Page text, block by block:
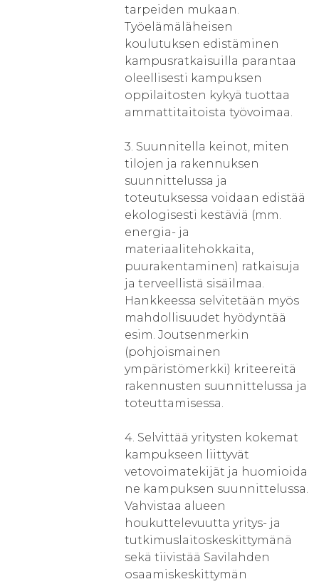
tarpeiden mukaan.
Työelämäläheisen
koulutuksen edistäminen
kampusratkaisuilla parantaa
oleellisesti kampuksen
oppilaitosten kykyä tuottaa
ammattitaitoista työvoimaa.
3. Suunnitella keinot, miten
tilojen ja rakennuksen
suunnittelussa ja
toteutuksessa voidaan edistää
ekologisesti kestäviä (mm.
energia- ja
materiaalitehokkaita,
puurakentaminen) ratkaisuja
ja terveellistä sisäilmaa.
Hankkeessa selvitetään myös
mahdollisuudet hyödyntää
esim. Joutsenmerkin
(pohjoismainen
ympäristömerkki) kriteereitä
rakennusten suunnittelussa ja
toteuttamisessa.
4. Selvittää yritysten kokemat
kampukseen liittyvät
vetovoimatekijät ja huomioida
ne kampuksen suunnittelussa.
Vahvistaa alueen
houkuttelevuutta yritys- ja
tutkimuslaitoskeskittymänä
sekä tiivistää Savilahden
osaamiskeskittymän